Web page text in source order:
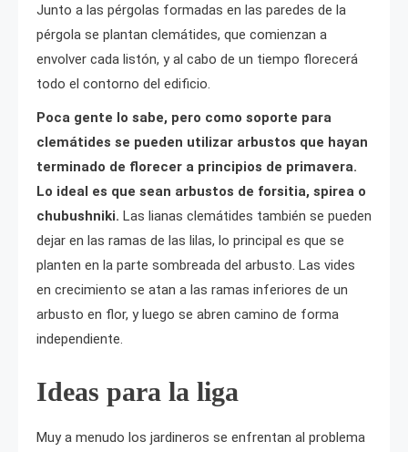
Junto a las pérgolas formadas en las paredes de la
pérgola se plantan clemátides, que comienzan a
envolver cada listón, y al cabo de un tiempo florecerá
todo el contorno del edificio.
Poca gente lo sabe, pero como soporte para
clemátides se pueden utilizar arbustos que hayan
terminado de florecer a principios de primavera.
Lo ideal es que sean arbustos de forsitia, spirea o
chubushniki. Las lianas clemátides también se pueden
dejar en las ramas de las lilas, lo principal es que se
planten en la parte sombreada del arbusto. Las vides
en crecimiento se atan a las ramas inferiores de un
arbusto en flor, y luego se abren camino de forma
independiente.
Ideas para la liga
Muy a menudo los jardineros se enfrentan al problema